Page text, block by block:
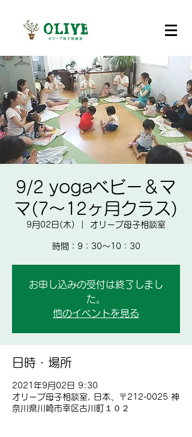
9/2 yogaベビー＆マ
マ(7～12ヶ月クラス)
9月02日(木) オリーブ母子相談室
時間：​9：30～10：30
お申し込みの受付は終了しまし
た。
他のイベントを見る
日時・場所
2021年9月02日 9:30
オリーブ母子相談室, 日本、〒212-0025 神
奈川県川崎市幸区古川町１０２